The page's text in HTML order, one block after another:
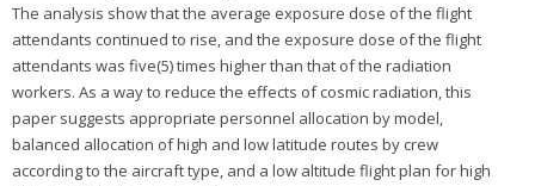
The analysis show that the average exposure dose of the flight
attendants continued to rise, and the exposure dose of the flight
attendants was five(5) times higher than that of the radiation
workers. As a way to reduce the effects of cosmic radiation, this
paper suggests appropriate personnel allocation by model,
balanced allocation of high and low latitude routes by crew
according to the aircraft type, and a low altitude flight plan for high